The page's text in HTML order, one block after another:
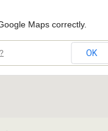
Maps correctly.
OK